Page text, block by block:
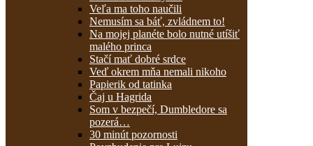
Veľa ma toho naučili
Nemusím sa báť, zvládnem to!
Na mojej planéte bolo nutné utíšiť
malého princa
Stačí mať dobré srdce
Veď okrem mňa nemali nikoho
Papierik od tatinka
Čaj u Hagrida
Som v bezpečí, Dumbledore sa
pozerá…
30 minút pozornosti